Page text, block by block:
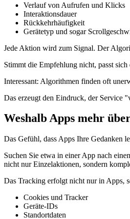
Verlauf von Aufrufen und Klicks
Interaktionsdauer
Rückkehrhäufigkeit
Gerätetyp und sogar
Jede Aktion wird zum Signal. Der
Stimmt die Empfehlung nicht, passt
Interessant: Algorithmen finden oft
Das erzeugt den Eindruck, der Service
Weshalb Apps mehr
Das Gefühl, dass Apps Ihre Gedanken
Suchen Sie etwa in einer App nach
nicht nur Einzelaktionen, sondern
Das Tracking erfolgt nicht nur in Apps,
Cookies und Tracker
Geräte-IDs
Standortdaten